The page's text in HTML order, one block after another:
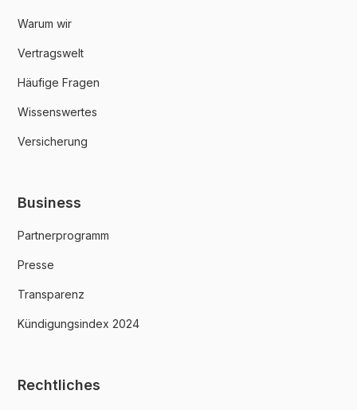
Warum wir
Vertragswelt
Häufige Fragen
Wissenswertes
Versicherung
Business
Partnerprogramm
Presse
Transparenz
Kündigungsindex 2024
Rechtliches